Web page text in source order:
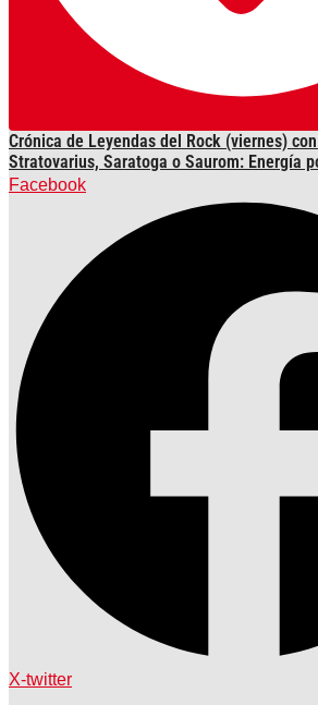
Crónica de Leyendas del Rock (viernes)
Stratovarius, Saratoga o Saurom: Energía
Facebook
X-twitter